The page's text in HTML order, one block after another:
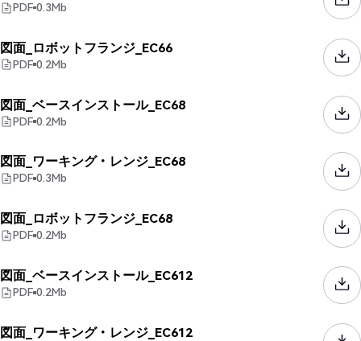
PDF 0.3Mb
図面_ロボットフランジ_EC66
PDF 0.2Mb
図面_ベースインストール_EC68
PDF 0.2Mb
図面_ワーキング・レンジ_EC68
PDF 0.3Mb
図面_ロボットフランジ_EC68
PDF 0.2Mb
図面_ベースインストール_EC612
PDF 0.2Mb
図面_ワーキング・レンジ_EC612